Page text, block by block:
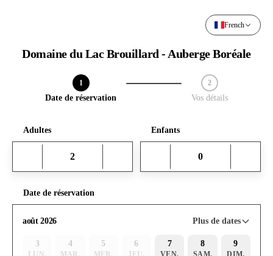
French
Domaine du Lac Brouillard - Auberge Boréale
1
Date de réservation
2
Vos détails
Adultes Enfants
Date de réservation
août 2026 Plus de dates
3
LUN.
4
MAR.
5
MER.
6
JEU.
7
VEN.
8
SAM.
9
DIM.